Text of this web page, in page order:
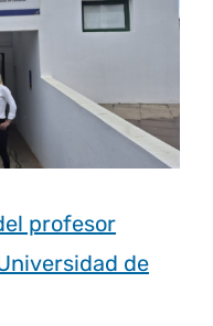
profesor
de